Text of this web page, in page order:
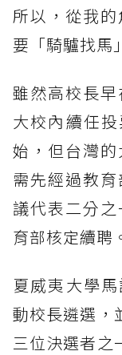
所以，從我
要「騎驢找馬
雖然高校長
大校內續任
始，但台灣的
需先經過教
議代表二分
育部核定續聘
夏威夷大學
動校長遴選，
三位決選者之